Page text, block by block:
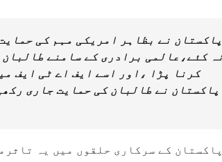
پاکستان نے بظاہر امریکی مہم کی
نہ کئے،عالمی برادری کے سامنے
کرنا پڑا ،اور اسے ایف اے ٹی ایف
پاکستان نے طالبان کی حمایت جاری
پاکستان کے سرکاری حلقوں میں یہ